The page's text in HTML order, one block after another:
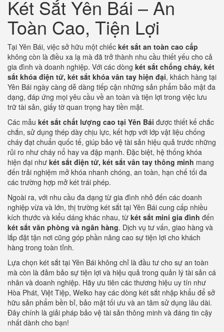
Két Sắt Yên Bái – An
Toàn Cao, Tiện Lợi
Tại Yên Bái, việc sở hữu một chiếc két sắt an toàn cao cấp
không còn là điều xa lạ mà đã trở thành nhu cầu thiết yếu cho cả
gia đình và doanh nghiệp. Với các dòng két sắt chống cháy, két
sắt khóa điện tử, két sắt khóa vân tay hiện đại, khách hàng tại
Yên Bái ngày càng dễ dàng tiếp cận những sản phẩm bảo mật đa
dạng, đáp ứng mọi yêu cầu về an toàn và tiện lợi trong việc lưu
trữ tài sản, giấy tờ quan trọng hay tiền mặt.
Các mẫu két sắt chất lượng cao tại Yên Bái được thiết kế chắc
chắn, sử dụng thép dày chịu lực, kết hợp với lớp vật liệu chống
cháy đạt chuẩn quốc tế, giúp bảo vệ tài sản hiệu quả trước những
rủi ro như cháy nổ hay va đập mạnh. Đặc biệt, hệ thống khóa
hiện đại như két sắt điện tử, két sắt vân tay thông minh mang
đến trải nghiệm mở khóa nhanh chóng, an toàn, hạn chế tối đa
các trường hợp mở két trái phép.
Ngoài ra, với nhu cầu đa dạng từ gia đình nhỏ đến các doanh
nghiệp vừa và lớn, thị trường két sắt tại Yên Bái cung cấp nhiều
kích thước và kiểu dáng khác nhau, từ két sắt mini gia đình đến
két sắt văn phòng và ngân hàng. Dịch vụ tư vấn, giao hàng và
lắp đặt tận nơi cũng góp phần nâng cao sự tiện lợi cho khách
hàng trong toàn tỉnh.
Lựa chọn két sắt tại Yên Bái không chỉ là đầu tư cho sự an toàn
mà còn là đảm bảo sự tiện lợi và hiệu quả trong quản lý tài sản cá
nhân và doanh nghiệp. Hãy ưu tiên các thương hiệu uy tín như
Hòa Phát, Việt Tiệp, Welko hay các dòng két sắt nhập khẩu để sở
hữu sản phẩm bền bỉ, bảo mật tối ưu và an tâm sử dụng lâu dài.
Đây chính là giải pháp bảo vệ tài sản thông minh và đáng tin cậy
nhất dành cho bạn!